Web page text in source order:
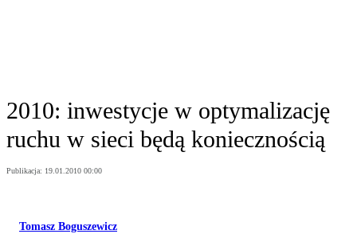
2010: inwestycje w optymalizację
ruchu w sieci będą koniecznością
Publikacja: 19.01.2010 00:00
Tomasz Boguszewicz